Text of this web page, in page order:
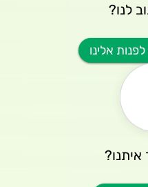
לנו?
אלינו
איתנו?